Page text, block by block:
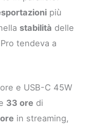
più
stabilità delle
tendeva a
e USB-C 45W
33 ore di
in streaming,